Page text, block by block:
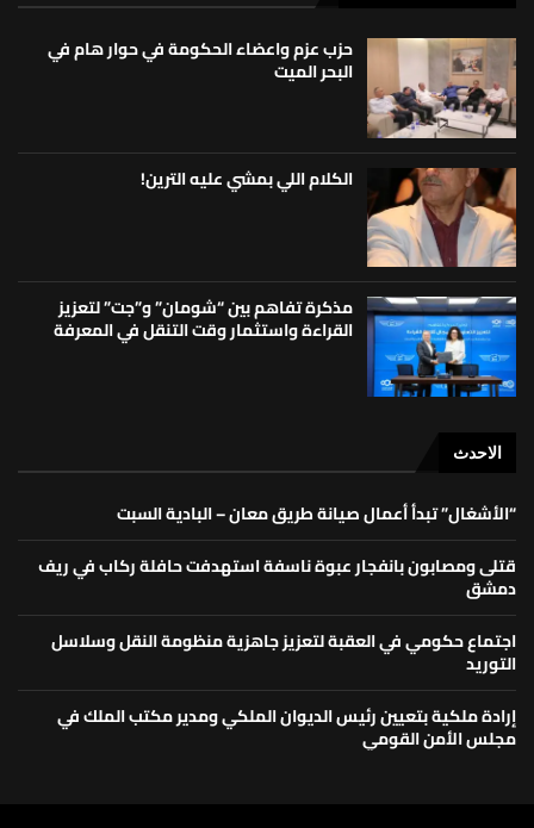
حزب عزم واعضاء الحكومة في حوار هام في
البحر الميت
الكلام اللي بمشي عليه الترين!
مذكرة تفاهم بين “شومان” و”جت” لتعزيز
القراءة واستثمار وقت التنقل في المعرفة
الاحدث
“الأشغال” تبدأ أعمال صيانة طريق معان – البادية السبت
قتلى ومصابون بانفجار عبوة ناسفة استهدفت حافلة ركاب في ريف
دمشق
اجتماع حكومي في العقبة لتعزيز جاهزية منظومة النقل وسلاسل
التوريد
إرادة ملكية بتعيين رئيس الديوان الملكي ومدير مكتب الملك في
مجلس الأمن القومي